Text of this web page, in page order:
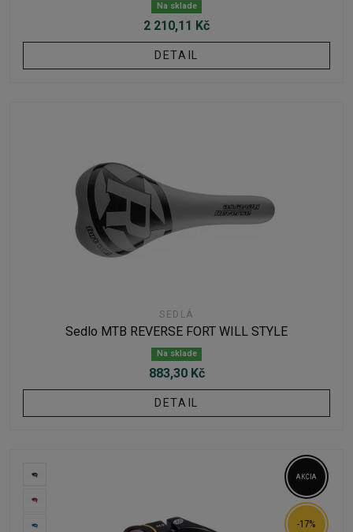
Na sklade
2 210,11 Kč
DETAIL
SEDLÁ
Sedlo MTB REVERSE FORT WILL STYLE
Na sklade
883,30 Kč
DETAIL
AKCIA
-17%